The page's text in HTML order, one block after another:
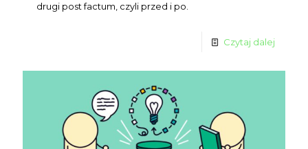
drugi post factum, czyli przed i po.
Czytaj dalej